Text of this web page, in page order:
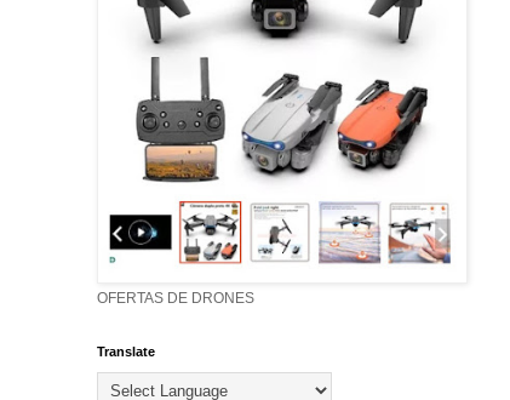
OFERTAS DE DRONES
Translate